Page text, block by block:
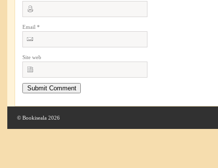
Email *
Site web
© Bookiseala 2026